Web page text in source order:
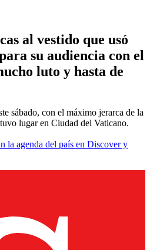
al vestido que usó
su audiencia con el
luto y hasta de
sábado, con el máximo jerarca de la
lugar en Ciudad del Vaticano.
la agenda del país en Discover y